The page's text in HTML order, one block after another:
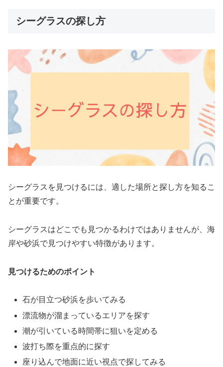
シーグラスの探し方
シーグラスを見つけるには、適した場所と探し方を知るこ
とが重要です。
シーグラスはどこでも見つかるわけではありませんが、海
岸や砂浜で見つけやすい特徴があります。
見つけるためのポイント
石が目立つ砂浜を歩いてみる
漂流物が溜まっているエリアを探す
潮が引いている時間帯に狙いを定める
波打ち際を重点的に探す
座り込んで地面に近い視点で探してみる